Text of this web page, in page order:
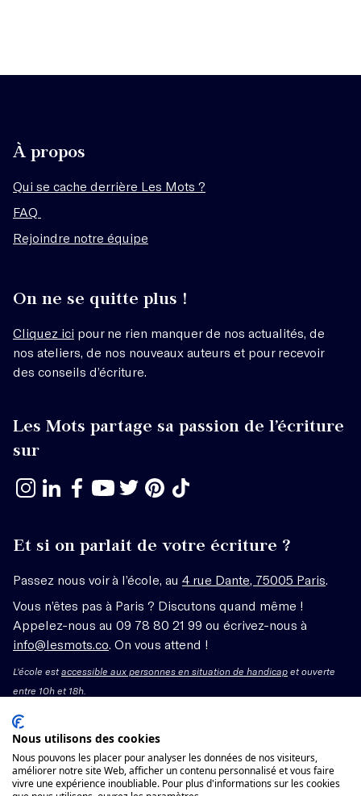
À propos
Qui se cache derrière Les Mots ?
FAQ
Rejoindre notre équipe
On ne se quitte plus !
Cliquez ici pour ne rien manquer de nos actualités, de
nos ateliers, de nos nouveaux auteurs et pour recevoir
des conseils d’écriture.
Les Mots partage sa passion de l’écriture
sur
Et si on parlait de votre écriture ?
Passez nous voir à l’école, au 4 rue Dante, 75005 Paris.
Vous n’êtes pas à Paris ? Discutons quand même !
Appelez-nous au 09 78 80 21 99 ou écrivez-nous à
info@lesmots.co. On vous attend !
L'école estaccessible aux personnes en situation de handicap et ouverte
entre 10h et 18h.
Mentions légales – CGV
Organisme de formation enregistré sous le numéro
11755662775 auprès du préfet de région Île-de-France.
Nous utilisons des cookies
Nous pouvons les placer pour analyser les données de nos visiteurs,
améliorer notre site Web, afficher un contenu personnalisé et vous faire
vivre une expérience inoubliable. Pour plus d'informations sur les cookies